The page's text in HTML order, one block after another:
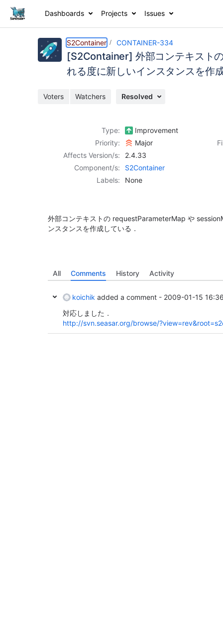
Dashboards Projects Issues
S2Container CONTAINER-334
[S2Container] 外部コンテキスト
れる度に新しいインスタンスを作
Voters Watchers Resolved
Type:
Improvement
Priority:
Major
Affects Version/s:
2.4.33
Component/s:
S2Container
Labels:
None
外部コンテキストの requestParameterMap や
ンスタンスを作成している．
All Comments History Activity
koichik added a comment - 2009-01-15
対応しました．
http://svn.seasar.org/browse/